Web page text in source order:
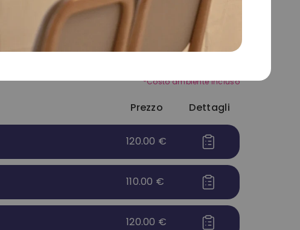
WhatsApp
*Costo ambiente incluso
Prezzo Dettagli
120.00 €
110.00 €
120.00 €